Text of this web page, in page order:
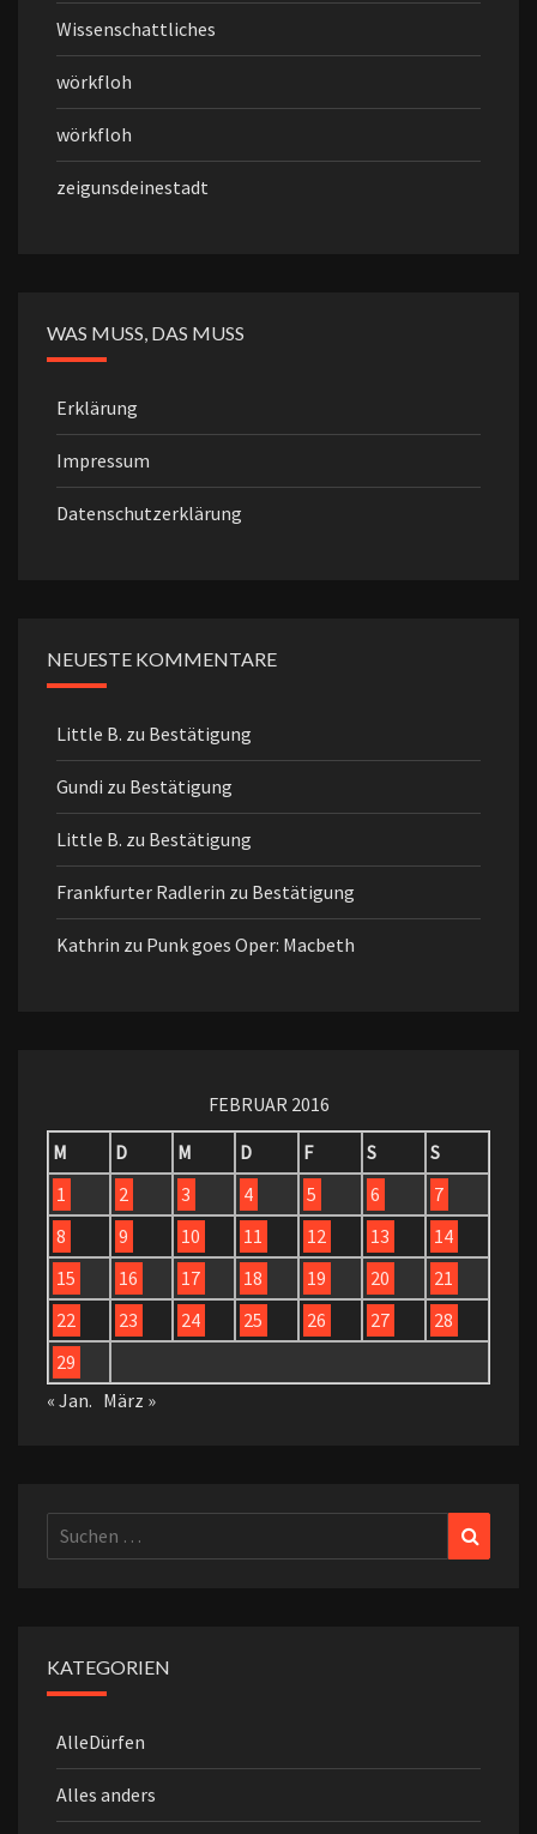
Wissenschattliches
wörkfloh
wörkfloh
zeigunsdeinestadt
WAS MUSS, DAS MUSS
Erklärung
Impressum
Datenschutzerklärung
NEUESTE KOMMENTARE
Little B. zu Bestätigung
Gundi zu Bestätigung
Little B. zu Bestätigung
Frankfurter Radlerin zu Bestätigung
Kathrin zu Punk goes Oper: Macbeth
FEBRUAR 2016
M
D M D F S
S
1
2 3 4 5 6
7
8
9 10 11 12 13
14
15
16 17 18 19 20
21
22
23 24 25 26 27
28
29
« Jan. März »
Suchen
nach:
KATEGORIEN
AlleDürfen
Alles anders